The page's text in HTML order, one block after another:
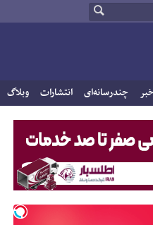
چندرسانه‌ای انتشارات وبلاگ